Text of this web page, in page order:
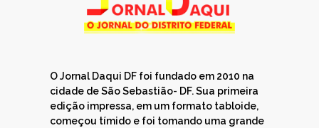
O Jornal Daqui DF foi fundado em 2010 na
cidade de São Sebastião- DF. Sua primeira
edição impressa, em um formato tabloide,
começou tímido e foi tomando uma grande